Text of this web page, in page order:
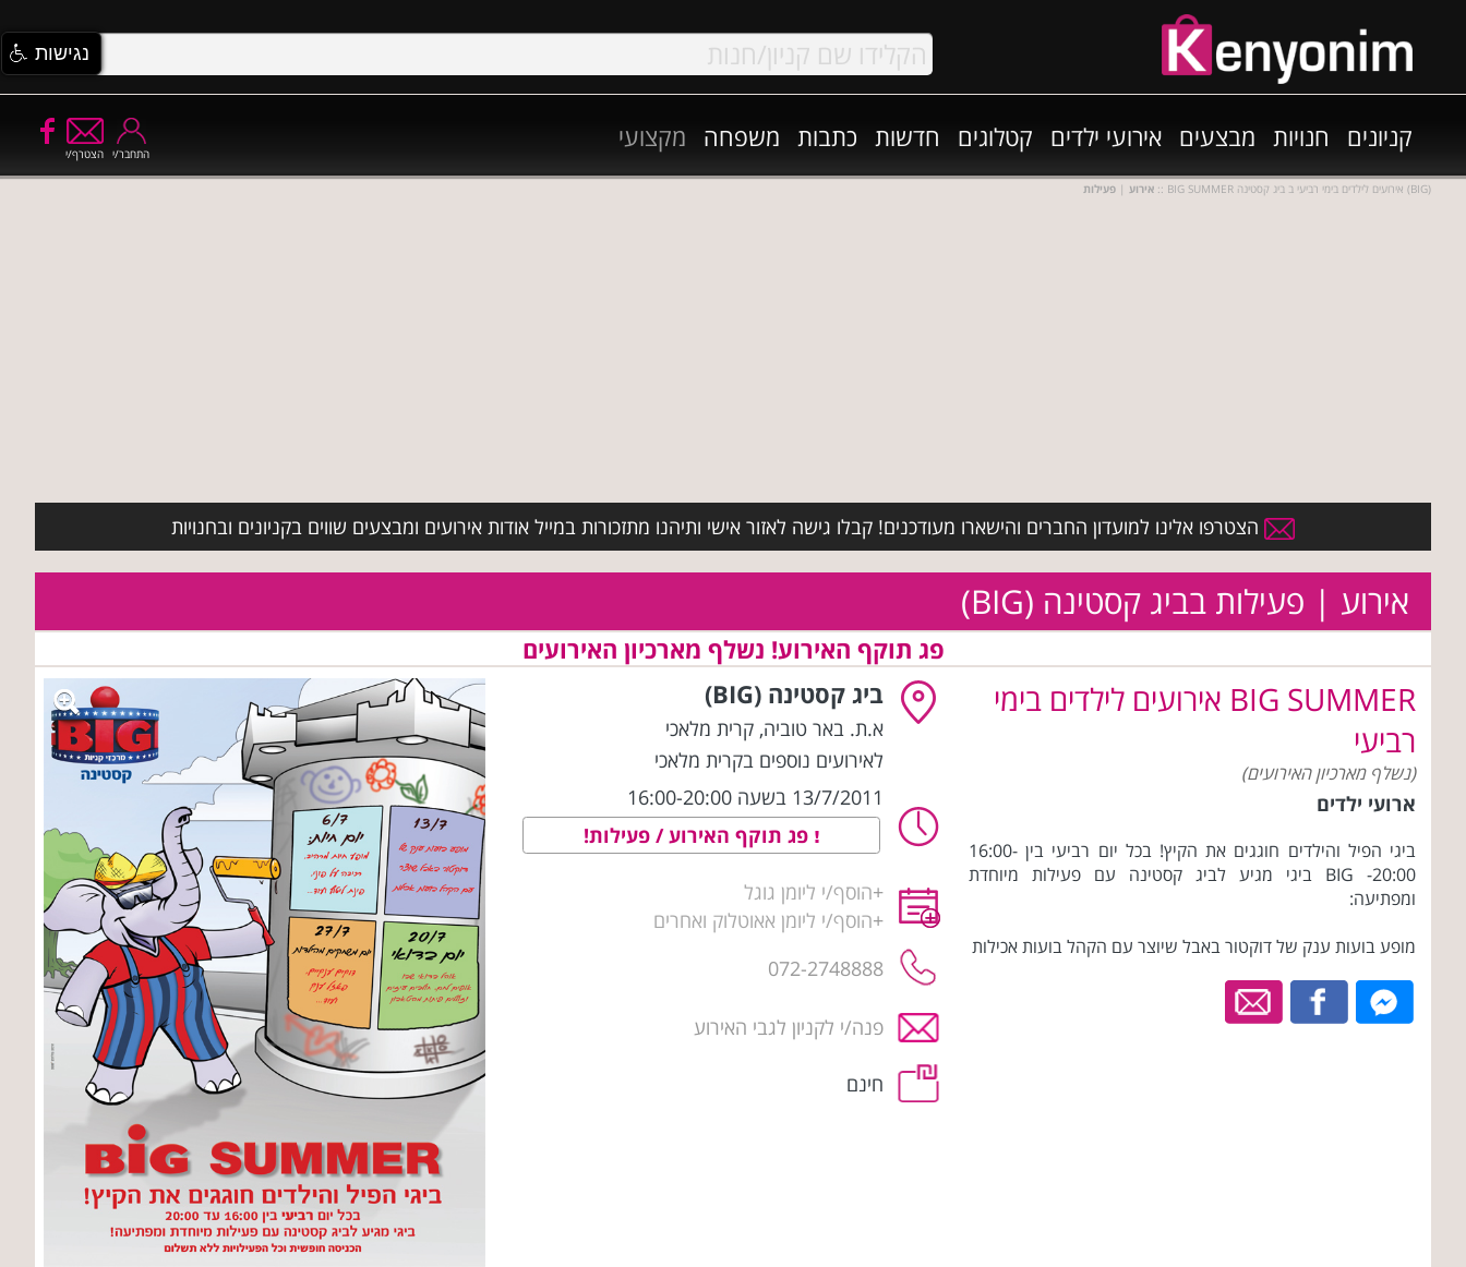
קניונים חנויות מבצעים אירועי ילדים קטלוגים חדשות כתבות משפחה מקצועי
הצטרף/י התחבר/י
אירוע | פעילות :: BIG SUMMER אירועים לילדים בימי רביעי ב ביג קסטינה (BIG)
הצטרפו אלינו למועדון החברים והישארו מעודכנים! קבלו גישה לאזור אישי ותיהנו מתזכורות במייל אודות אירועים ומבצעים שווים בקניונים ובחנויות
אירוע | פעילות בביג קסטינה (BIG)
פג תוקף האירוע! נשלף מארכיון האירועים
BIG SUMMER אירועים לילדים בימי
רביעי
(נשלף מארכיון האירועים)
ארועי ילדים
ביגי הפיל והילדים חוגגים את הקיץ! בכל יום רביעי בין 16:00-
20:00- BIG ביגי מגיע לביג קסטינה עם פעילות מיוחדת
ומפתיעה:
מופע בועות ענק של דוקטור באבל שיוצר עם הקהל בועות אכילות
ביג קסטינה (BIG)
א.ת. באר טוביה, קרית מלאכי
לאירועים נוספים בקרית מלאכי
13/7/2011 בשעה 16:00-20:00
פג תוקף האירוע / פעילות!
+הוסף/י ליומן גוגל
+הוסף/י ליומן אאוטלוק ואחרים
072-2748888
פנה/י לקניון לגבי האירוע
חינם
נגישות